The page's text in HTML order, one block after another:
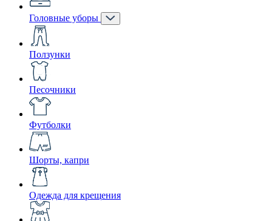
Головные уборы
Ползунки
Песочники
Футболки
Шорты, капри
Одежда для крещения